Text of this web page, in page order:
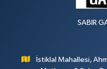
SABIR
İstiklal Mahallesi,